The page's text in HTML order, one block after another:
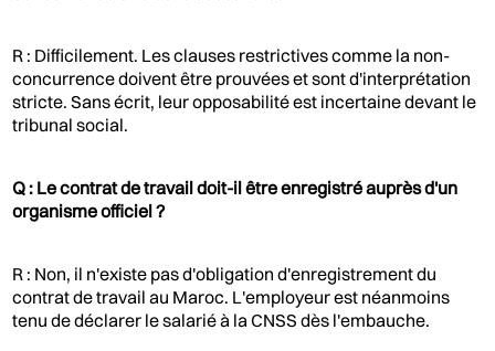
R : Difficilement. Les clauses restrictives comme la non-
concurrence doivent être prouvées et sont d'interprétation
stricte. Sans écrit, leur opposabilité est incertaine devant le
tribunal social.
Q : Le contrat de travail doit-il être enregistré auprès d'un
organisme officiel ?
R : Non, il n'existe pas d'obligation d'enregistrement du
contrat de travail au Maroc. L'employeur est néanmoins
tenu de déclarer le salarié à la CNSS dès l'embauche.